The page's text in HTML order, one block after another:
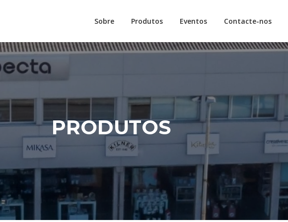
Sobre Produtos Eventos Contacte-nos
PRODUTOS